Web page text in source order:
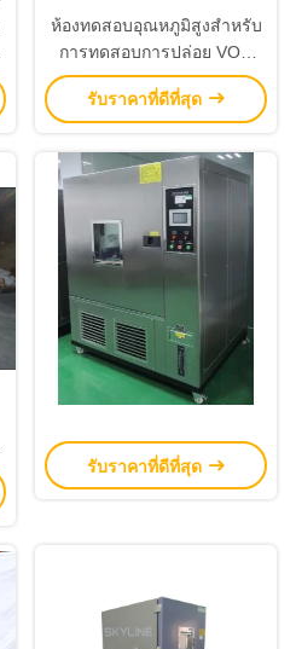
ห้องทดสอบอุณหภูมิสูงสำหรับ
การทดสอบการปล่อย VOC
และฟอร์มาลดีไฮด์
รับราคาที่ดีที่สุด
รับราคาที่ดีที่สุด